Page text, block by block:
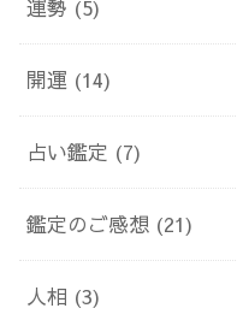
運勢 (5)
開運 (14)
占い鑑定 (7)
鑑定のご感想 (21)
人相 (3)